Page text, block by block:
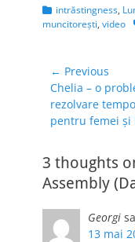
Categories
intrăstingness,
muncitoreşti, video
Navigare
în
articole
← Previous
Previous
post:
Chelia – o
rezolvare
pentru femei și
3 thoughts
Assembly
Georgi
13 mai